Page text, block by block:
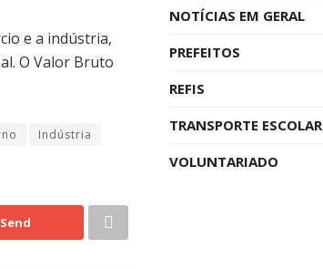
e a indústria,
O Valor Bruto
Indústria
Send
NOTÍCIAS EM GERAL
PREFEITOS
REFIS
TRANSPORTE ESCOLAR
VOLUNTARIADO